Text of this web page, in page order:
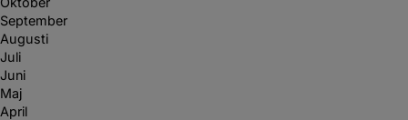
September
Augusti
Juli
Juni
Maj
April